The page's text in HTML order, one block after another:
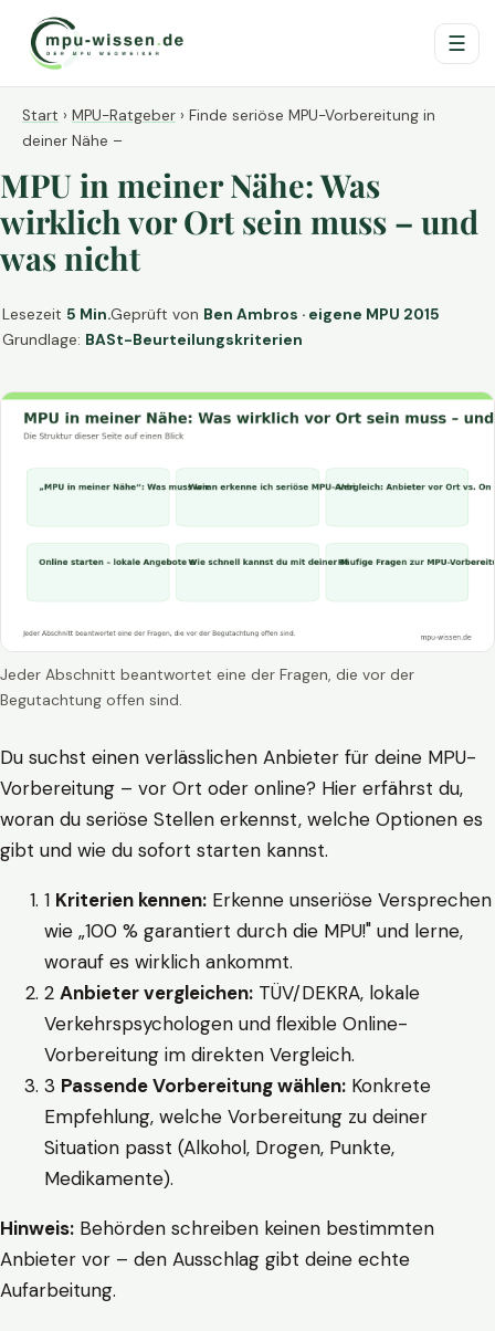
☰
Start › MPU-Ratgeber › Finde seriöse MPU-Vorbereitung in
deiner Nähe –
MPU in meiner Nähe: Was
wirklich vor Ort sein muss – und
was nicht
Lesezeit 5 Min.Geprüft von Ben Ambros · eigene MPU 2015
Grundlage: BASt-Beurteilungskriterien
Jeder Abschnitt beantwortet eine der Fragen, die vor der
Begutachtung offen sind.
Du suchst einen verlässlichen Anbieter für deine MPU-
Vorbereitung – vor Ort oder online? Hier erfährst du,
woran du seriöse Stellen erkennst, welche Optionen es
gibt und wie du sofort starten kannst.
1 Kriterien kennen: Erkenne unseriöse Versprechen
wie „100 % garantiert durch die MPU!" und lerne,
worauf es wirklich ankommt.
2 Anbieter vergleichen: TÜV/DEKRA, lokale
Verkehrspsychologen und flexible Online-
Vorbereitung im direkten Vergleich.
3 Passende Vorbereitung wählen: Konkrete
Empfehlung, welche Vorbereitung zu deiner
Situation passt (Alkohol, Drogen, Punkte,
Medikamente).
Hinweis: Behörden schreiben keinen bestimmten
Anbieter vor – den Ausschlag gibt deine echte
Aufarbeitung.